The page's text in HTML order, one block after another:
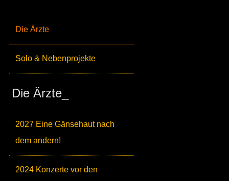
Die Ärzte
Solo & Nebenprojekte
Die Ärzte_
2027 Eine Gänsehaut nach
dem andern!
2024 Konzerte vor den